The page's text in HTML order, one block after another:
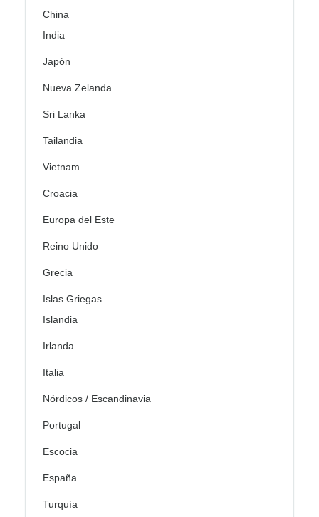
China
India
Japón
Nueva Zelanda
Sri Lanka
Tailandia
Vietnam
Croacia
Europa del Este
Reino Unido
Grecia
Islas Griegas
Islandia
Irlanda
Italia
Nórdicos / Escandinavia
Portugal
Escocia
España
Turquía